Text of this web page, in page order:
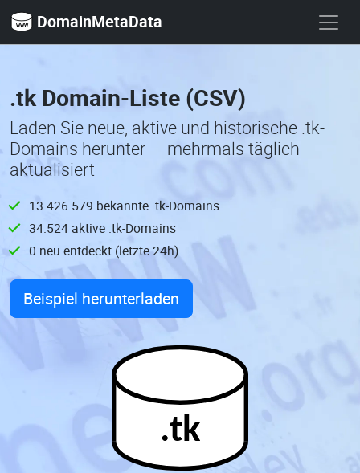
DomainMetaData
.tk Domain-Liste (CSV)
Laden Sie neue, aktive und historische .tk-
Domains herunter — mehrmals täglich
aktualisiert
13.426.579 bekannte .tk-Domains
34.524 aktive .tk-Domains
0 neu entdeckt (letzte 24h)
Beispiel herunterladen
.tk